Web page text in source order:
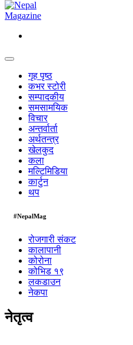
गृह पृष्ठ
कभर स्टोरी
सम्पादकीय
समसामयिक
विचार
अन्तर्वार्ता
अर्थतन्त्र
खेलकुद
कला
मल्टिमिडिया
कार्टुन
थप
#NepalMag
रोजगारी संकट
कालापानी
कोरोना
कोभिड १९
लकडाउन
नेकपा
नेतृत्व